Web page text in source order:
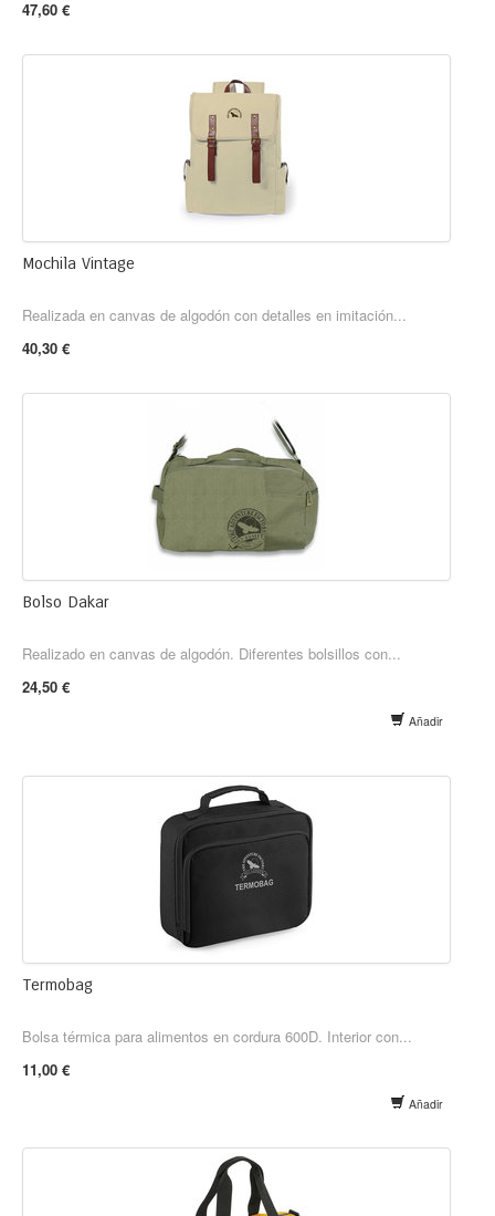
47,60 €
Mochila Vintage
Realizada en canvas de algodón con detalles en imitación...
40,30 €
Bolso Dakar
Realizado en canvas de algodón. Diferentes bolsillos con...
24,50 €
Añadir
Termobag
Bolsa térmica para alimentos en cordura 600D. Interior con...
11,00 €
Añadir